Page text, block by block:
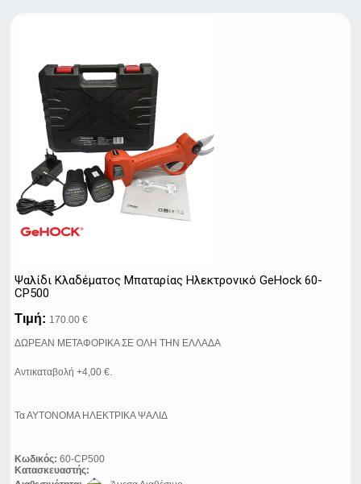
Ψαλίδι Κλαδέματος Μπαταρίας Ηλεκτρονικό GeHock 60-
CP500
Τιμή: 170.00 €
ΔΩΡΕΑΝ ΜΕΤΑΦΟΡΙΚΑ ΣΕ ΟΛΗ ΤΗΝ ΕΛΛΑΔΑ
Αντικαταβολή +4,00 €.
Τα ΑΥΤΟΝΟΜΑ ΗΛΕΚΤΡΙΚΑ ΨΑΛΙΔ
Κωδικός: 60-CP500
Κατασκευαστής: